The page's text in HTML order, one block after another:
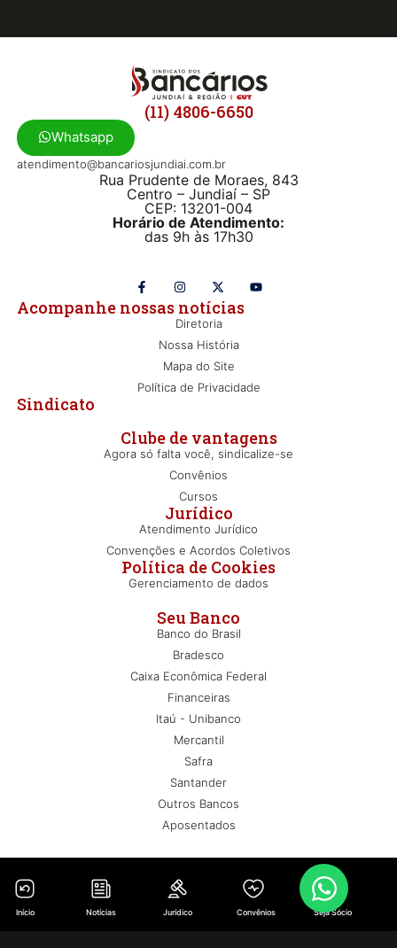
Seu Banco
Banco do Brasil
Bradesco
Caixa Econômica Federal
Financeiras
Itaú - Unibanco
Mercantil
Safra
Santander
Outros Bancos
Aposentados
Clube de vantagens
Agora só falta você, sindicalize-se
Convênios
Cursos
Jurídico
Atendimento Jurídico
Convenções e Acordos Coletivos
Política de Cookies
Gerenciamento de dados
Sindicato
Diretoria
Nossa História
Mapa do Site
Política de Privacidade
Acompanhe nossas notícias
(11) 4806-6650
Whatsapp
atendimento@bancariosjundiai.com.br
Rua Prudente de Moraes, 843
Centro – Jundiaí – SP
CEP: 13201-004
Horário de Atendimento:
das 9h às 17h30
Início Notícias Jurídico Convênios Seja Sócio